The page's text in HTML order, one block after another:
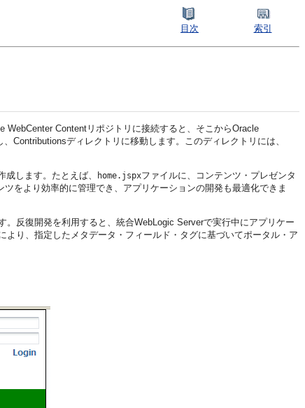
目次 索引
Contentリポジトリに接続すると、そこからOracle
Contributionsディレクトリに移動します。このディレクトリには、
します。たとえば、 home.jspxファイルに、コンテンツ・プレゼンタ
をより効率的に管理でき、アプリケーションの開発も最適化できま
。反復開発を利用すると、統合WebLogic Serverで実行中にアプリケー
より、指定した メタデータ・フィールド・タグに基づいてポータル・ア